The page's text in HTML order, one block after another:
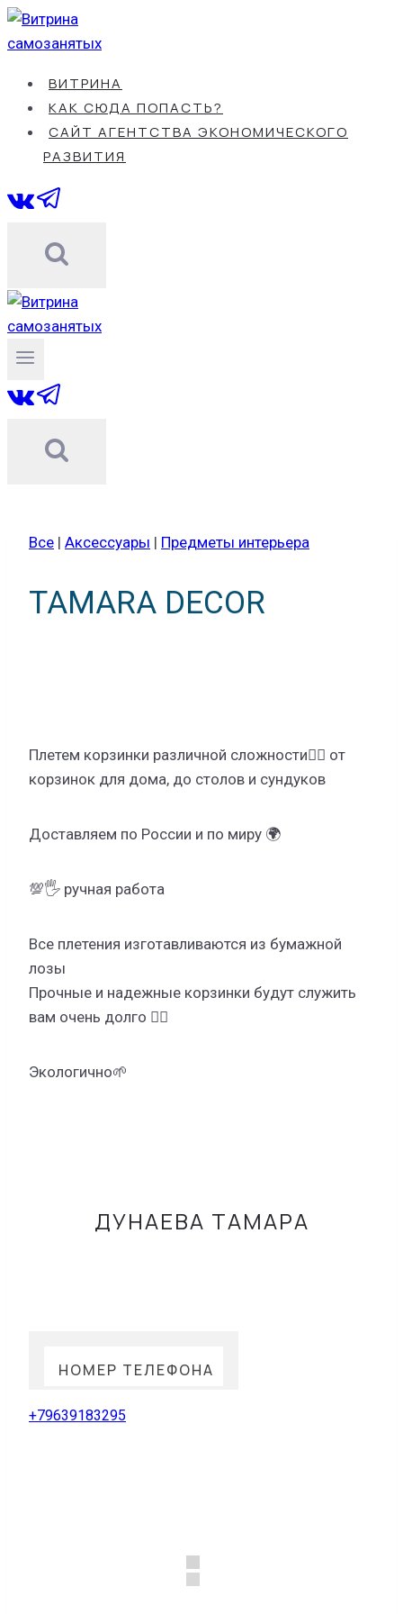
Перейти
к
ВИТРИНА
КАК СЮДА ПОПАСТЬ?
САЙТ АГЕНТСТВА ЭКОНОМИЧЕСКОГО
РАЗВИТИЯ
Все | Аксессуары | Предметы интерьера
TAMARA DECOR
Плетем корзинки различной сложности☝🏻 от
корзинок для дома, до столов и сундуков
Доставляем по России и по миру 🌍
💯🖐 ручная работа
Все плетения изготавливаются из бумажной
лозы
Прочные и надежные корзинки будут служить
вам очень долго ☝🏻
Экологично🌱
ДУНАЕВА ТАМАРА
НОМЕР ТЕЛЕФОНА
+79639183295